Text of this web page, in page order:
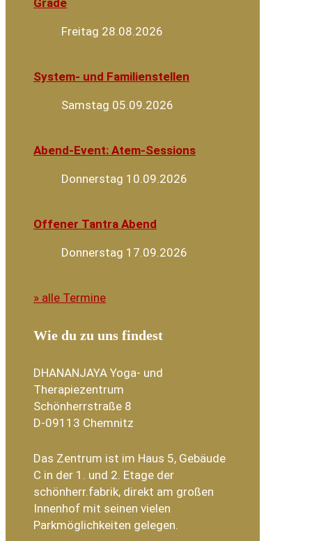
Grade
Freitag 28.08.2026
System- und Familienstellen
Samstag 05.09.2026
Abend-Event: Atem-Sessions
Donnerstag 10.09.2026
Offener Tantra Abend
Donnerstag 17.09.2026
» alle Termine
Wie du zu uns findest
DHANANJAYA Yoga- und
Therapiezentrum
Schönherrstraße 8
D-09113 Chemnitz
Das Zentrum ist im Haus 5, Gebäude
C in der 1. und 2. Etage der
schönherr.fabrik, direkt am großen
Innenhof mit seinen vielen
Parkmöglichkeiten gelegen.